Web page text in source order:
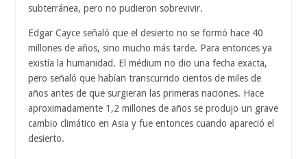
subterránea, pero no pudieron sobrevivir.
Edgar Cayce señaló que el desierto no se formó hace 40
millones de años, sino mucho más tarde. Para entonces ya
existía la humanidad. El médium no dio una fecha exacta,
pero señaló que habían transcurrido cientos de miles de
años antes de que surgieran las primeras naciones. Hace
aproximadamente 1,2 millones de años se produjo un grave
cambio climático en Asia y fue entonces cuando apareció el
desierto.